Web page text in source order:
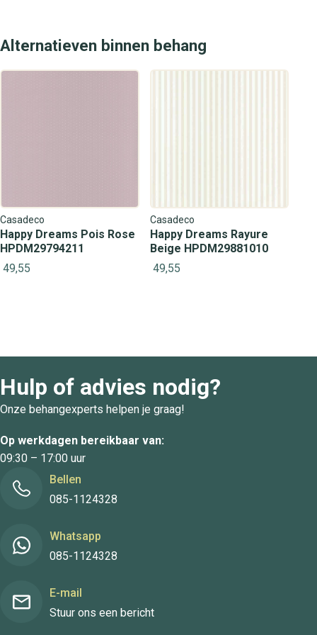
Alternatieven binnen behang
Casadeco
Happy Dreams Pois Rose
HPDM29794211
49,55
Casadeco
Happy Dreams Rayure
Beige HPDM29881010
49,55
Hulp of advies nodig?
Onze behangexperts helpen je graag!
Op werkdagen bereikbaar van:
09:30 – 17:00 uur
Bellen
085-1124328
Whatsapp
085-1124328
E-mail
Stuur ons een bericht